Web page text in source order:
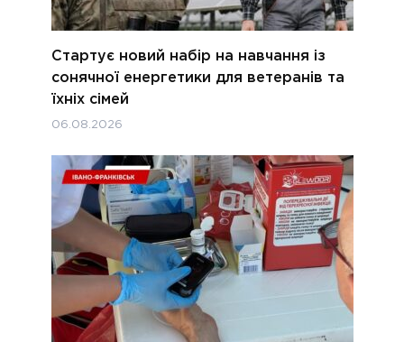
Стартує новий набір на навчання із
сонячної енергетики для ветеранів та
їхніх сімей
06.08.2026